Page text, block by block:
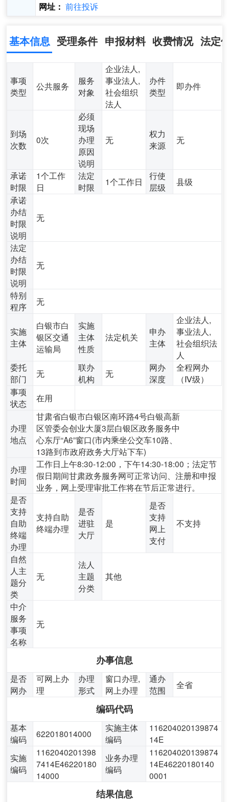
网址： 前往投诉
基本信息 受理条件 申报材料 收费情况 法定
事项
类型
公共服务
服务
对象
企业法人,
事业法人,
社会组织
法人
办件
类型
即办件
到场
次数
0次
必须
现场
办理
原因
说明
无
权力
来源
无
承诺
时限
1个工作
日
法定
时限
1个工作日
行使
层级
县级
承诺
办结
时限
说明
无
法定
办结
时限
说明
无
特别
程序
无
实施
主体
白银市白
银区交通
运输局
实施
主体
性质
法定机关
申办
主体
企业法人,
事业法人,
社会组织法
人
委托
部门
无
联办
机构
无
网办
深度
全程网办
（Ⅳ级）
事项
状态
在用
办理
地点
甘肃省白银市白银区南环路4号白银高新
区管委会创业大厦3层白银区政务服务中
心东厅“A6”窗口(市内乘坐公交车10路、
13路到市政府政务大厅站下车)
办理
时间
工作日上午8:30-12:00，下午14:30-18:00；法定节
假日期间甘肃政务服务网可正常访问、注册和申报
业务，网上受理审批工作将在节后正常进行。
是否
支持
自助
终端
办理
支持自助
终端办理
是否
进驻
大厅
是
是否
支持
网上
支付
不支持
自然
人主
题分
类
无
法人
主题
分类
其他
中介
服务
事项
名称
无
办事信息
是否
网办
可网上办
理
办理
形式
窗口办理,
网上办理
通办
范围
全省
编码代码
基本
编码
622018014000
实施主体
编码
116204020139874
14E
实施
编码
1162040201398
7414E46220180
14000
业务办理
编码
116204020139874
14E46220180140
0001
结果信息